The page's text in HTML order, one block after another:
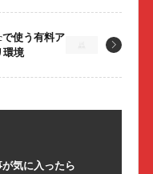
使う有料ア
環境
気に入ったら